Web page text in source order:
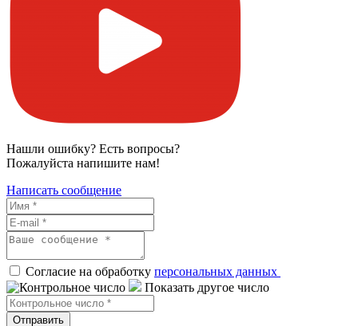
Нашли ошибку? Есть вопросы?
Пожалуйста напишите нам!
Написать сообщение
Согласие на обработку персональных данных
Показать другое число
Отправить